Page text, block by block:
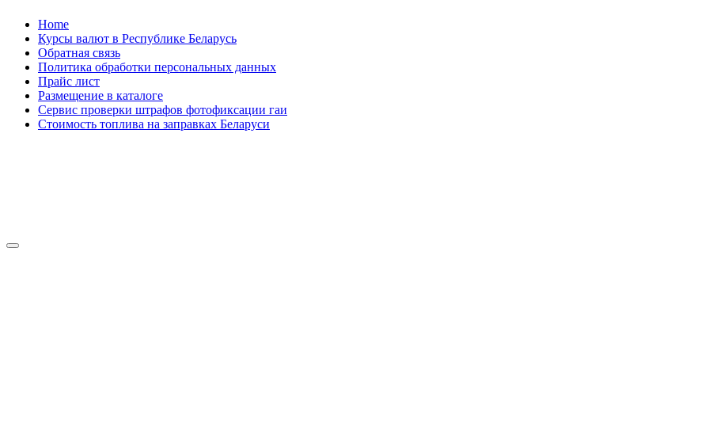
Skip
content
Home
Курсы валют в Республике Беларусь
Обратная связь
Политика обработки персональных данных
Прайс лист
Размещение в каталоге
Сервис проверки штрафов фотофиксации гаи
Стоимость топлива на заправках Беларуси